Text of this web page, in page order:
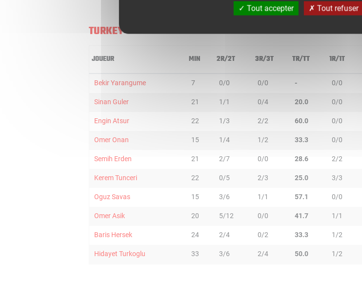
TURKEY
JOUEUR MIN 2R/2T 3R/3T TR/TT 1R/1T
Bekir Yarangume 7 0/0 0/0 - 0/0
Sinan Guler 21 1/1 0/4 20.0 0/0
Engin Atsur 22 1/3 2/2 60.0 0/0
Omer Onan 15 1/4 1/2 33.3 0/0
Semih Erden 21 2/7 0/0 28.6 2/2
Kerem Tunceri 22 0/5 2/3 25.0 3/3
Oguz Savas 15 3/6 1/1 57.1 0/0
Omer Asik 20 5/12 0/0 41.7 1/1
Baris Hersek 24 2/4 0/2 33.3 1/2
Hidayet Turkoglu 33 3/6 2/4 50.0 1/2
Tout accepter Tout refuser